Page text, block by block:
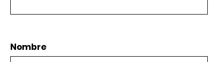
Nombre